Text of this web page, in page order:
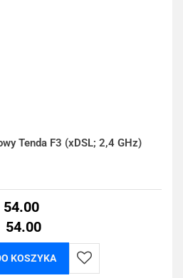
Tenda F3 (xDSL; 2,4 GHz)
54.00
54.00
KOSZYKA